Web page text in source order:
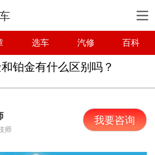
选车 汽修 百科
铂金有什么区别吗？
师
我要咨询